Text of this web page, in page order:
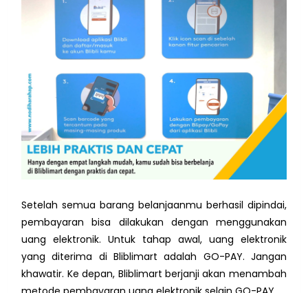
Setelah semua barang belanjaanmu berhasil dipindai,
pembayaran bisa dilakukan dengan menggunakan
uang elektronik. Untuk tahap awal, uang elektronik
yang diterima di Bliblimart adalah GO-PAY. Jangan
khawatir. Ke depan, Bliblimart berjanji akan menambah